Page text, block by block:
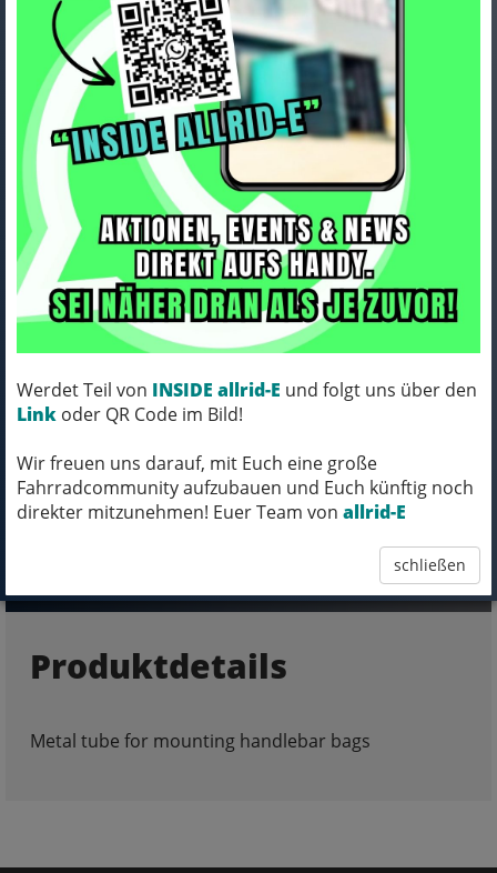
Werdet Teil von INSIDE allrid-E und folgt uns über den
Link oder QR Code im Bild!
Wir freuen uns darauf, mit Euch eine große
Fahrradcommunity aufzubauen und Euch künftig noch
direkter mitzunehmen! Euer Team von allrid-E
schließen
Ortlieb Metal tube for
mounting handlebar bags
Art.Nr. OD105
Farbe: black
MICH KANNST DU BESTELLEN - MIT
ABHOLUNG IN NORTORF!
(inkl. MwSt.)
Preis: Auf Anfrage
Produktdetails
Metal tube for mounting handlebar bags